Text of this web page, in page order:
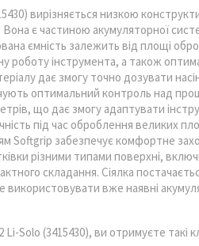
вирізняється низкою
Вона є частиною акумуляторної
ємність залежить від площі
роботу інструмента, а також
дає змогу точно дозувати
оптимальний контроль над
що дає змогу адаптувати
під час оброблення великих
Softgrip забезпечує комфортне
різними типами поверхні,
складання. Сіялка
вже наявні
Solo (3415430), ви отримуєте такі